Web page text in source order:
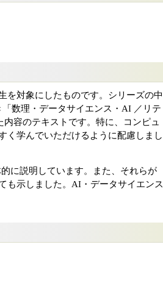
を対象にしたものです。シリーズの中
数理・データサイエンス・AI ／リテ
容のテキストです。特に、コンピュ
く学んでいただけるように配慮しまし
に説明しています。また、それらが
も示しました。AI・データサイエンス